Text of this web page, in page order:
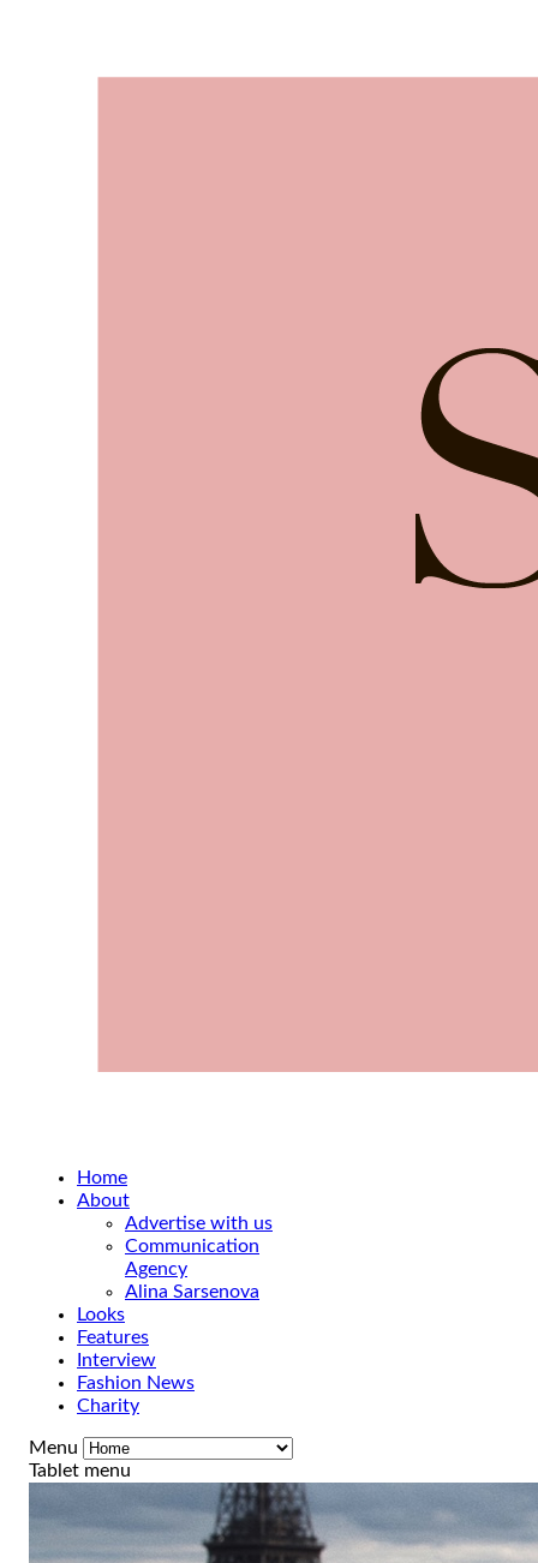
Home
About
Advertise with us
Communication
Agency
Alina Sarsenova
Looks
Features
Interview
Fashion News
Charity
Menu
Tablet menu